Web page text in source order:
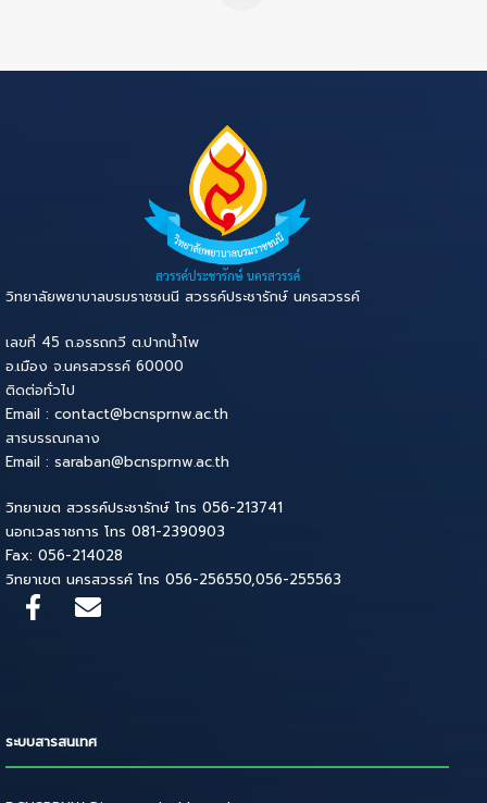
วิทยาลัยพยาบาลบรมราชชนนี สวรรค์ประชารักษ์ นครสวรรค์
เลขที่ 45 ถ.อรรถกวี ต.ปากน้ำโพ
อ.เมือง จ.นครสวรรค์ 60000
ติดต่อทั่วไป
Email : contact@bcnsprnw.ac.th
สารบรรณกลาง
Email : saraban@bcnsprnw.ac.th
วิทยาเขต สวรรค์ประชารักษ์ โทร 056-213741
นอกเวลราชการ โทร 081-2390903
Fax: 056-214028
วิทยาเขต นครสวรรค์ โทร 056-256550,056-255563
ระบบสารสนเทศ